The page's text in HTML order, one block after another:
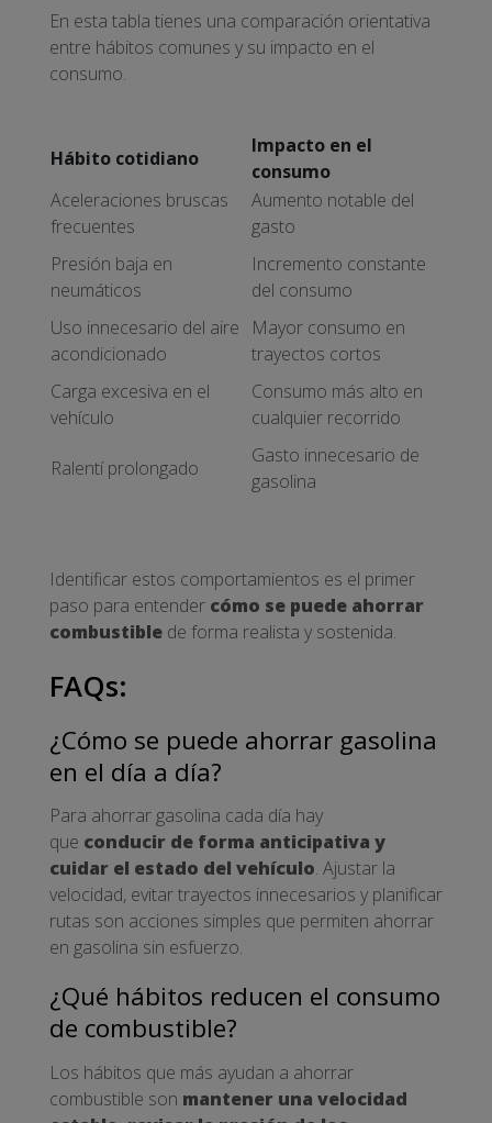
En esta tabla tienes una comparación orientativa
entre hábitos comunes y su impacto en el
consumo.
Hábito cotidiano
Impacto en el
consumo
Aceleraciones bruscas
frecuentes
Aumento notable del
gasto
Presión baja en
neumáticos
Incremento constante
del consumo
Uso innecesario del aire
acondicionado
Mayor consumo en
trayectos cortos
Carga excesiva en el
vehículo
Consumo más alto en
cualquier recorrido
Ralentí prolongado
Gasto innecesario de
gasolina
Identificar estos comportamientos es el primer
paso para entender cómo se puede ahorrar
combustible de forma realista y sostenida.
FAQs:
¿Cómo se puede ahorrar gasolina
en el día a día?
Para ahorrar gasolina cada día hay
que conducir de forma anticipativa y
cuidar el estado del vehículo. Ajustar la
velocidad, evitar trayectos innecesarios y planificar
rutas son acciones simples que permiten ahorrar
en gasolina sin esfuerzo.
¿Qué hábitos reducen el consumo
de combustible?
Los hábitos que más ayudan a ahorrar
combustible son mantener una velocidad